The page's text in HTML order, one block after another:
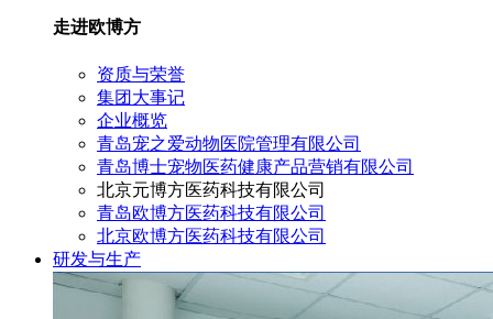
走进欧博方
资质与荣誉
集团大事记
企业概览
青岛宠之爱动物医院管理有限公司
青岛博士宠物医药健康产品营销有限公司
北京元博方医药科技有限公司
青岛欧博方医药科技有限公司
北京欧博方医药科技有限公司
研发与生产